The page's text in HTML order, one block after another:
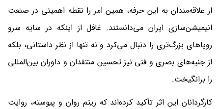
از علاقه‌مندان به این حرفه، همین امر را نقطه اهمیتی در صنعت
انیمیشن‌سازی ایران می‌دانستند. غافل از اینکه در سایه سرو
رویاهای بزرگ‌تری را دنبال می‌کرد و نه تنها از نظر داستانی، بلکه
از جنبه‌های بصری و فنی نیز تحسین منتقدان و داوران بین‌المللی
را برانگیخت.
کارگردانان این اثر تأکید کرده‌اند که ریتم روان و پیوسته، روایت